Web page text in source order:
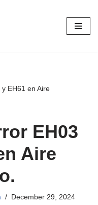
EH61 en Aire
EH03
Aire
December 29, 2024